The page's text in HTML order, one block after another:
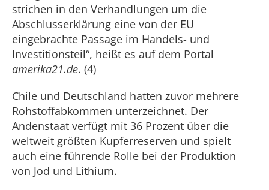
strichen in den Verhandlungen um die
Abschlusserklärung eine von der EU
eingebrachte Passage im Handels- und
Investitionsteil“, heißt es auf dem Portal
amerika21.de. (4)
Chile und Deutschland hatten zuvor mehrere
Rohstoffabkommen unterzeichnet. Der
Andenstaat verfügt mit 36 Prozent über die
weltweit größten Kupferreserven und spielt
auch eine führende Rolle bei der Produktion
von Jod und Lithium.